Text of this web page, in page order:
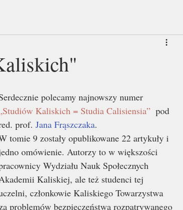
polecamy najnowszy numer
Kaliskich = Studia Calisiensia” pod
prof. Jana Frąszczaka.
tomie 9 zostały opublikowane 22 artykuły i
omówienie. Autorzy to w większości
Wydziału Nauk Społecznych
Kaliskiej, ale też studenci tej
członkowie Kaliskiego Towarzystwa
problemów bezpieczeństwa rozpatrywanego